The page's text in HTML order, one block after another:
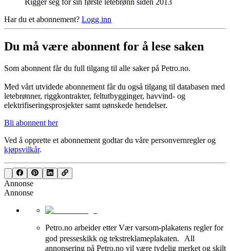
Har du et abonnement? Logg inn
Du må være abonnent for å lese saken
Som abonnent får du full tilgang til alle saker på Petro.no.
Med vårt utvidede abonnement får du også tilgang til databasen med
letebrønner, riggkontrakter, feltutbygginger, havvind- og
elektrifiseringsprosjekter samt uønskede hendelser.
Bli abonnent her
Ved å opprette et abonnement godtar du våre personvernreglerog
kjøpsvilkår.
Annonse
Annonse
Petro.no arbeider etter Vær varsom-plakatens regler for
god presseskikk og tekstreklameplakaten. All
annonsering på Petro.no vil være tydelig merket og skilt